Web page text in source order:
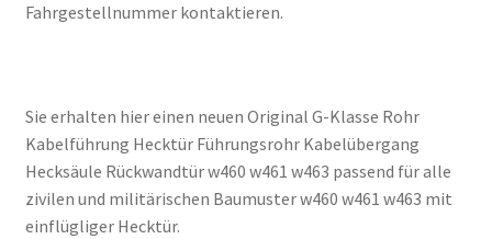
Fahrgestellnummer kontaktieren.
Sie erhalten hier einen neuen Original G-Klasse Rohr
Kabelführung Hecktür Führungsrohr Kabelübergang
Hecksäule Rückwandtür w460 w461 w463 passend für alle
zivilen und militärischen Baumuster w460 w461 w463 mit
einflügliger Hecktür.